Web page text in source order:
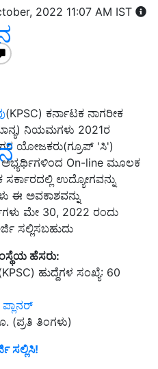
2022 11:07 AM IST
(KPSC) ಕರ್ನಾಟಕ ನಾಗರೀಕ
ನಿಯಮಗಳು 2021ರ
ಯೋಜಕರು(ಗ್ರೂಪ್ 'ಸಿ')
ಅಭ್ಯರ್ಥಿಗಳಿಂದ On-line ಮೂಲಕ
ಸರ್ಕಾರದಲ್ಲಿ ಉದ್ಯೋಗವನ್ನು
ಈ ಅವಕಾಶವನ್ನು
ಮೇ 30, 2022 ರಂದು
ಸಲ್ಲಿಸಬಹುದು
ಹೆಸರು:
ಹುದ್ದೆಗಳ ಸಂಖ್ಯೆ: 60
(ಪ್ರತಿ ತಿಂಗಳು)
ಸಲ್ಲಿಸಿ!